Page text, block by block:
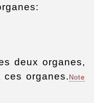
deux organes,
organes. Note